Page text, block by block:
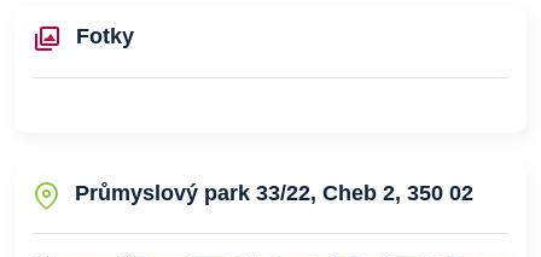
Fotky
Průmyslový park 33/22, Cheb 2, 350 02